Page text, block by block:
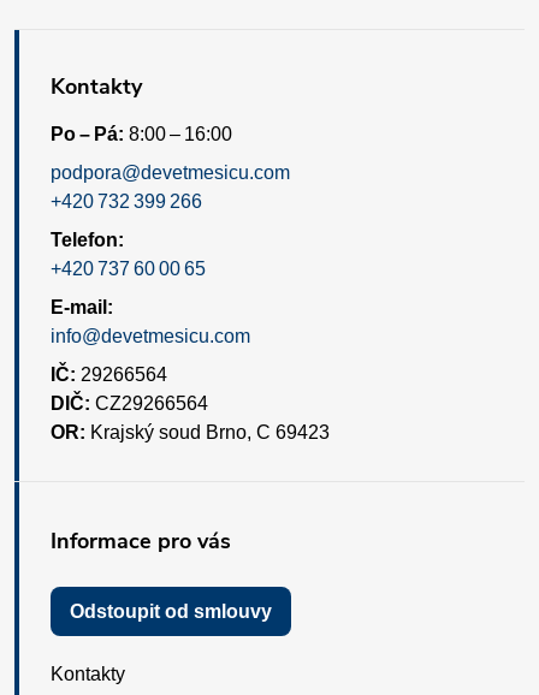
Kontakty
Po – Pá: 8:00 – 16:00
podpora@devetmesicu.com
+420 732 399 266
Telefon:
+420 737 60 00 65
E-mail:
info@devetmesicu.com
IČ: 29266564
DIČ: CZ29266564
OR: Krajský soud Brno, C 69423
Informace pro vás
Odstoupit od smlouvy
Kontakty